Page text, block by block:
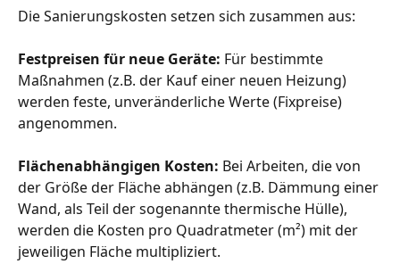
Die Sanierungskosten setzen sich zusammen aus:
Festpreisen für neue Geräte: Für bestimmte
Maßnahmen (z.B. der Kauf einer neuen Heizung)
werden feste, unveränderliche Werte (Fixpreise)
angenommen.
Flächenabhängigen Kosten: Bei Arbeiten, die von
der Größe der Fläche abhängen (z.B. Dämmung einer
Wand, als Teil der sogenannte thermische Hülle),
werden die Kosten pro Quadratmeter (m²) mit der
jeweiligen Fläche multipliziert.